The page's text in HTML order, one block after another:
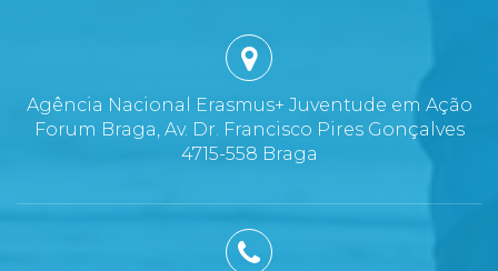
Agência Nacional Erasmus+ Juventude em Ação
Forum Braga, Av. Dr. Francisco Pires Gonçalves
4715-558 Braga